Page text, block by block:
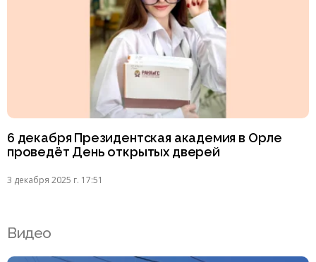
6 декабря Президентская академия в Орле
проведёт День открытых дверей
3 декабря 2025 г. 17:51
Видео